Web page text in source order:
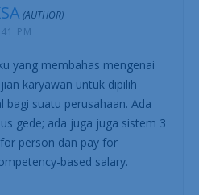
PM
yang membahas mengenai
karyawan untuk dipilih
suatu perusahaan. Ada
gede; ada juga juga sistem 3
person dan pay for
based salary.